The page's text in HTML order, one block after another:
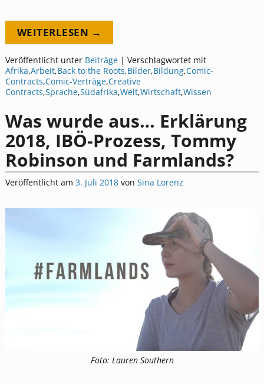
WEITERLESEN →
Veröffentlicht unter Beiträge| Verschlagwortet mit
Afrika,Arbeit,Back to the Roots,Bilder,Bildung,Comic-
Contracts,Comic-Verträge,Creative
Contracts,Sprache,Südafrika,Welt,Wirtschaft,Wissen
Was wurde aus… Erklärung
2018, IBÖ-Prozess, Tommy
Robinson und Farmlands?
Veröffentlicht am 3. Juli 2018 von Sina Lorenz
Foto: Lauren Southern